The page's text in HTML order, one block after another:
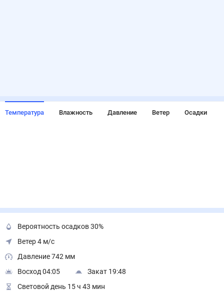
Температура Влажность Давление Ветер Осадки
Вероятность осадков 30%
Ветер 4 м/с
Давление 742 мм
Восход 04:05
Закат 19:48
Световой день 15 ч 43 мин